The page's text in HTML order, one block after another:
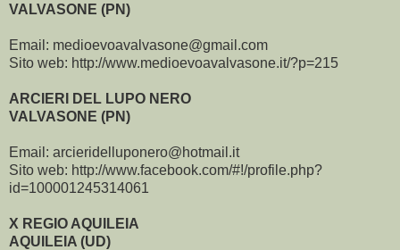
VALVASONE (PN)
Email: medioevoavalvasone@gmail.com
Sito web: http://www.medioevoavalvasone.it/?p=215
ARCIERI DEL LUPO NERO
VALVASONE (PN)
Email: arcieridelluponero@hotmail.it
Sito web: http://www.facebook.com/#!/profile.php?
id=100001245314061
X REGIO AQUILEIA
AQUILEIA (UD)